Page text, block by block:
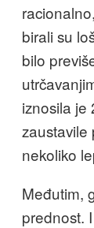
birali su
bilo
iznosila je
zaustavile
nekoliko
Međutim,
prednost.